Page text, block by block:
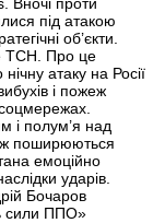
Вночі проти
під атакою
об’єкти.
ТСН. Про це
атаку на Росії
і пожеж
і полум’я над
поширюються
емоційно
ударів.
Бочаров
сили ППО»